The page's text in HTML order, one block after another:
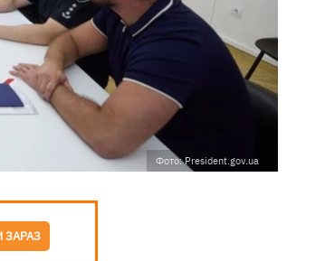
Фото: President.gov.ua
ЗАРАЗ